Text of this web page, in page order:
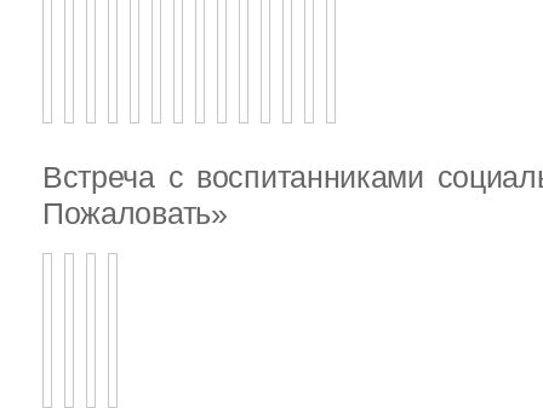
Встреча с воспитанниками
Пожаловать»